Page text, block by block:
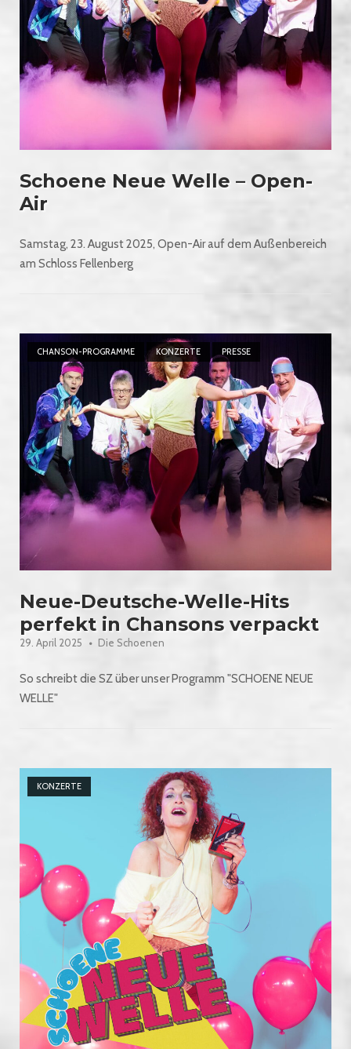
Schoene Neue Welle – Open-
Air
Samstag, 23. August 2025, Open-Air auf dem Außenbereich
am Schloss Fellenberg
CHANSON-PROGRAMME KONZERTE PRESSE
Open post
Neue-Deutsche-Welle-Hits
perfekt in Chansons verpackt
29. April 2025 Die Schoenen
So schreibt die SZ über unser Programm "SCHOENE NEUE
WELLE"
KONZERTE
Open post